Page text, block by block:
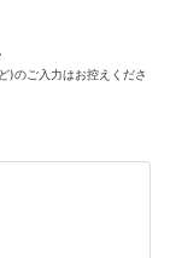
)のご入力はお控えくださ